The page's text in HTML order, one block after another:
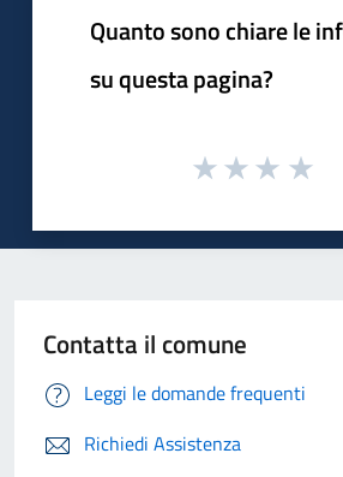
Quanto sono chiare le
su questa pagina?
Contatta il comune
Leggi le domande frequenti
Richiedi Assistenza